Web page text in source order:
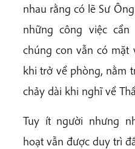
nhau rằng có lẽ Sư
những công việc
chúng con vẫn có mặt
khi trở về phòng, nằm
chảy dài khi nghĩ về
Tuy ít người nhưng
hoạt vẫn được duy trì